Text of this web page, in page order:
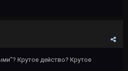
Крутое действо? Крутое